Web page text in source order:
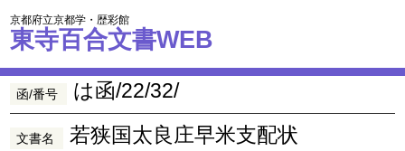
京都府立京都学・歴彩館
東寺百合文書WEB
函/番号 は函/22/32/
文書名 若狭国太良庄早米支配状